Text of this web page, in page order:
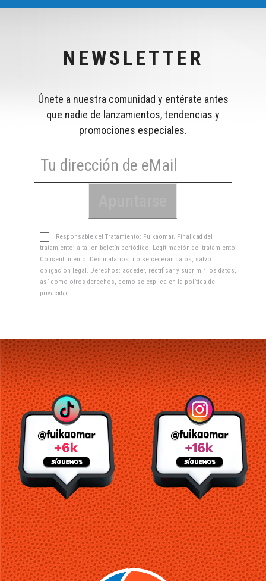
NEWSLETTER
Únete a nuestra comunidad y entérate antes
que nadie de lanzamientos, tendencias y
promociones especiales.
Responsable del Tratamiento: Fuikaomar. Finalidad del
tratamiento: alta en boletín periódico. Legitimación del tratamiento:
Consentimiento. Destinatarios: no se cederán datos, salvo
obligación legal. Derechos: acceder, rectificar y suprimir los datos,
así como otros derechos, como se explica en la política de
privacidad .